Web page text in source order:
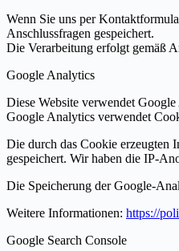
Wenn Sie uns per
Anschlussfragen gespeichert.
Die Verarbeitung erfolgt gemäß
Google Analytics
Diese Website verwendet
Google Analytics verwendet
Die durch das Cookie erzeugten
gespeichert. Wir haben die IP-
Die Speicherung der Google-
Weitere Informationen: https://
Google Search Console